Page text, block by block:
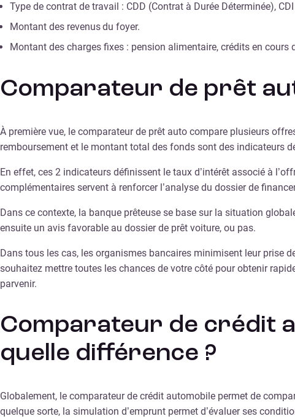
Type de contrat de travail : CDD (Contrat à Durée Déterminée),
Montant des revenus du foyer.
Montant des charges fixes : pension alimentaire, crédits en cours
Comparateur de prêt
À première vue, le comparateur de prêt auto compare plusieurs
remboursement et le montant total des fonds sont des indicateurs
En effet, ces 2 indicateurs définissent le taux d’intérêt associé à
complémentaires servent à renforcer l’analyse du dossier de
Dans ce contexte, la banque prêteuse se base sur la situation
ensuite un avis favorable au dossier de prêt voiture, ou pas.
Dans tous les cas, les organismes bancaires minimisent leur prise
souhaitez mettre toutes les chances de votre côté pour obtenir
parvenir.
Comparateur de crédit
quelle différence ?
Globalement, le comparateur de crédit automobile permet de
quelque sorte, la simulation d’emprunt permet d’évaluer ses